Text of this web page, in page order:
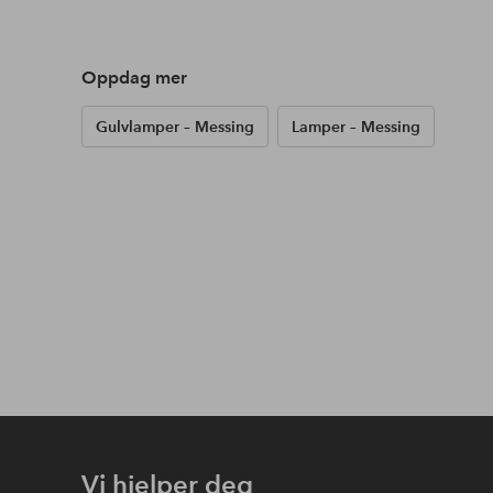
Oppdag mer
Gulvlamper – Messing Lamper – Messing
Vi hjelper deg